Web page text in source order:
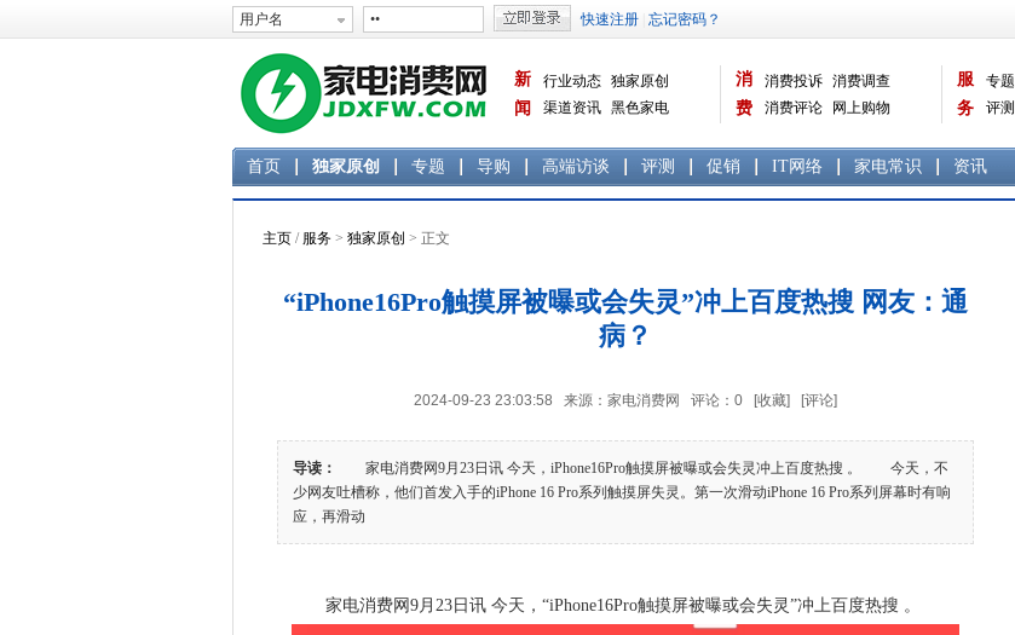
新
闻
行业动态 独家原创
渠道资讯 黑色家电
消
费
消费投诉 消费调查
消费评论
网上购物
曝光台 品牌关注
服
务
专题
评测
首页 独家原创 专题 导购 高端访谈 评测 促销 IT网络 家电常识 资讯
主页 / 服务 > 独家原创 > 正文
“iPhone16Pro触摸屏被曝或会失灵”冲上百度热搜 网友：通
病？
2024-09-23 23:03:58 来源：家电消费网 评论： 0 [收藏] [评论]
导读：
家电消费网9月23日讯 今天，iPhone16Pro触摸屏被曝或会失灵冲上百度热搜 。 今天，不
少网友吐槽称，他们首发入手的iPhone 16 Pro系列触摸屏失灵。第一次滑动iPhone 16 Pro系列屏幕时有响
应，再滑动
家电消费网9月23日讯 今天，“iPhone16Pro触摸屏被曝或会失灵”冲上百度热搜 。